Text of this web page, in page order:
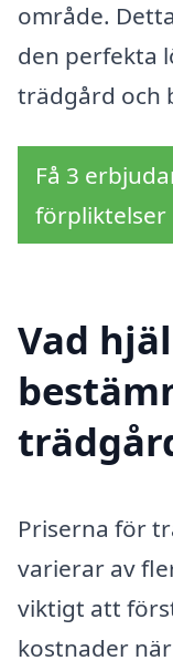
område.
den perfekta
trädgård och
Få 3
förpliktelser
Vad
Priserna för
varierar av
viktigt att
kostnader